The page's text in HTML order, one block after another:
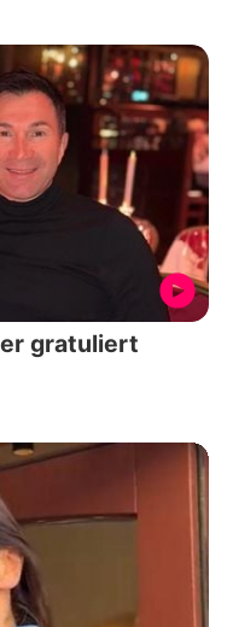
gratuliert